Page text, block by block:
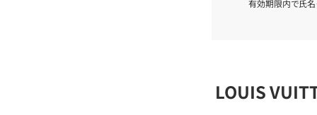
有効期限内で氏名
LOUIS